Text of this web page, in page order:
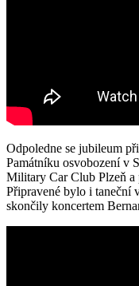
Odpoledne se jubileum
Památníku osvobození v
Military Car Club Plzeň a
Připravené bylo i taneční
skončily koncertem